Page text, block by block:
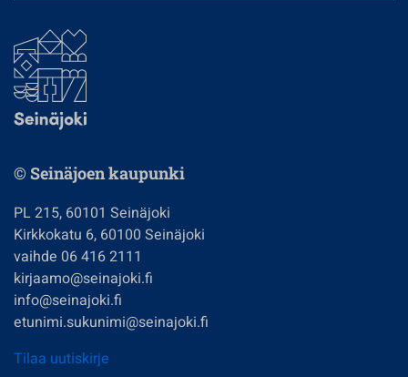
© Seinäjoen kaupunki
PL 215, 60101 Seinäjoki
Kirkkokatu 6, 60100 Seinäjoki
vaihde 06 416 2111
kirjaamo@seinajoki.fi
info@seinajoki.fi
etunimi.sukunimi@seinajoki.fi
Tilaa uutiskirje